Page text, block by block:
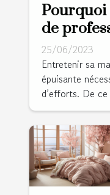
Pourquoi
de
nettoyer
25/06/2023
Entretenir sa
épuisante
d’efforts. De